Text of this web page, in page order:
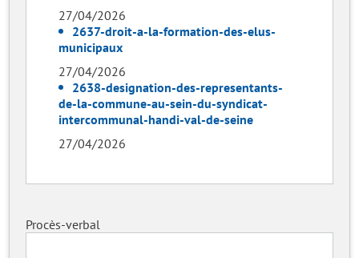
27/04/2026
2637-droit-a-la-formation-des-elus-
municipaux
27/04/2026
2638-designation-des-representants-
de-la-commune-au-sein-du-syndicat-
intercommunal-handi-val-de-seine
27/04/2026
Procès-verbal